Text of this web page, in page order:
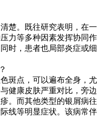
楚。既往研究表明，在一
力等多种因素发挥协同作
时，患者也局部炎症或细
斑点，可以遍布全身，尤
健康皮肤严重对比，旁边
。而其他类型的银屑病往
线等明显症状。该病常伴